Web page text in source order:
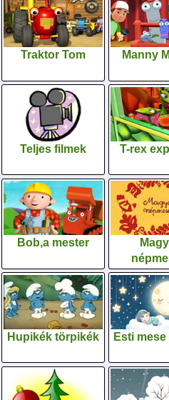
Traktor Tom Manny
Teljes filmek T-rex
Bob,a mester
Hupikék törpikék Esti